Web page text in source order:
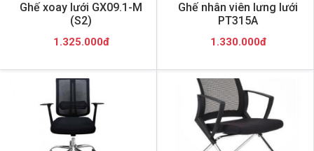
Ghế xoay lưới GX09.1-M
(S2)
1.325.000đ
Ghế nhân viên lưng lưới
PT315A
1.330.000đ